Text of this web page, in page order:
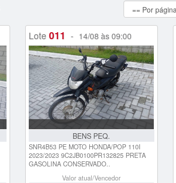
Lote 011 - 14/08 às 09:00
BENS PEQ.
SNR4B53 PE MOTO HONDA/POP 110I
2023/2023 9C2JB0100PR132825 PRETA
GASOLINA CONSERVADO..
Valor atual/Vencedor